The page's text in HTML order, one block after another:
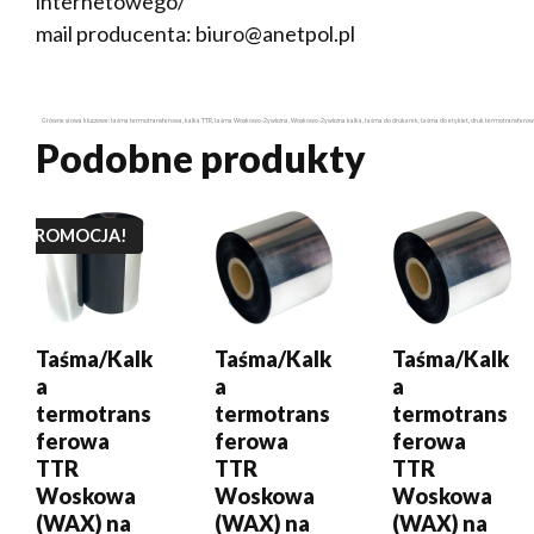
mail producenta: biuro@anetpol.pl
Główne słowa kluczowe: taśma termotransferowa, kalka TTR, taśma Woskowo-Żywiczna, Woskowo-Żywiczna kalka, taśma do drukarek, taśma do etykiet, druk
Podobne produkty
PROMOCJA!
Taśma/Kalk
a
termotrans
ferowa
TTR
Woskowa
(WAX) na
DODAJ DO
KOSZYKA
Taśma/Kalk
a
termotrans
ferowa
TTR
Woskowa
(WAX) na
DODAJ DO
KOSZYKA
Taśma/Kalk
a
termotrans
ferowa
TTR
Woskowa
(WAX) na